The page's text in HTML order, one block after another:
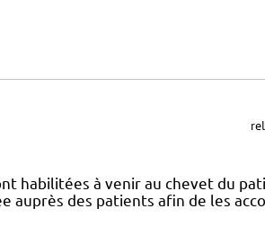
habilitées à venir au chevet du
auprès des patients afin de les